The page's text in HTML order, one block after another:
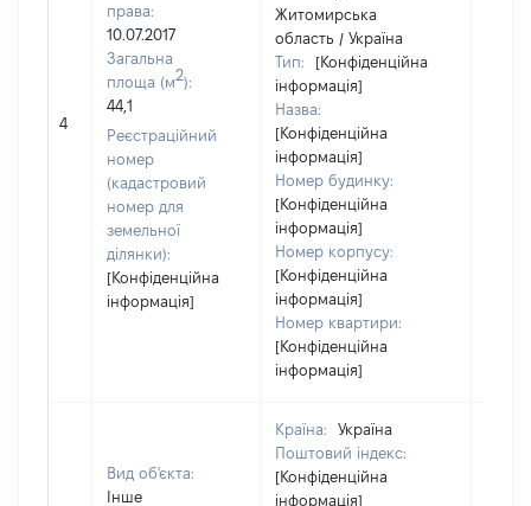
4
права:
10.07.2017
Загальна
площа (м2):
44,1
Реєстраційний
номер
(кадастровий
номер для
земельної
ділянки):
[Конфіденційна
інформація]
Житомирська
область / Україна
Тип:
[Конфіденційна
інформація]
Назва:
[Конфіденційна
інформація]
Номер будинку:
[Конфіденційна
інформація]
Номер корпусу:
[Конфіденційна
інформація]
Номер квартири:
[Конфіденційна
інформація]
Вид об'єкта:
Інше
Країна:
Україна
Поштовий індекс:
[Конфіденційна
інформація]